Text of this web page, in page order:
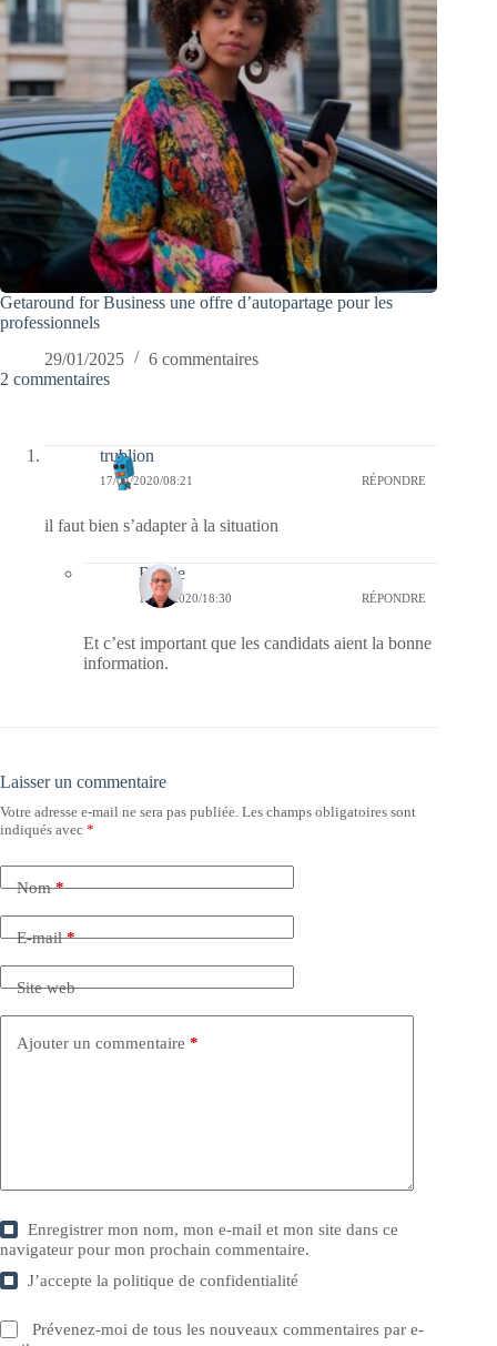
Getaround for Business une offre d’autopartage pour les
professionnels
29/01/2025
6 commentaires
2 commentaires
trublion
17/04/2020/08:21 RÉPONDRE
il faut bien s’adapter à la situation
Bernie
17/04/2020/18:30 RÉPONDRE
Et c’est important que les candidats aient la bonne
information.
Laisser un commentaire
Votre adresse e-mail ne sera pas publiée. Les champs obligatoires sont
indiqués avec *
Nom*
E-mail*
Site web
Ajouter un commentaire *
Enregistrer mon nom, mon e-mail et mon site dans ce
navigateur pour mon prochain commentaire.
J’accepte lapolitique de confidentialité
Prévenez-moi de tous les nouveaux commentaires par e-